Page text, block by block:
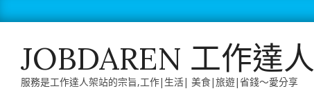
to
JOBDAREN 工作達人
服務是工作達人架站的宗旨,工作|生活| 美食|旅遊|省錢～愛分享